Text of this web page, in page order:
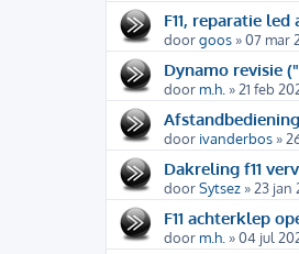
F11, reparatie
doorgoos » 07 mar
Dynamo revisie
door m.h. » 21 feb
door ivanderbos »
Dakreling f11
doorSytsez » 23 jan
F11 achterklep
door m.h. » 04 jul